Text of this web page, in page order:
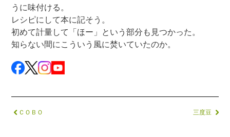
うに味付ける。
レシピにして本に記そう。
初めて計量して「ほー」という部分も見つかった。
知らない間にこういう風に焚いていたのか。
ＣＯＢＯ 三度豆